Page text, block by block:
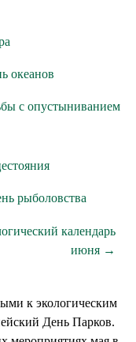
океанов
с опустыниванием
рыболовства
календарь
июня →
к экологическим
День Парков.